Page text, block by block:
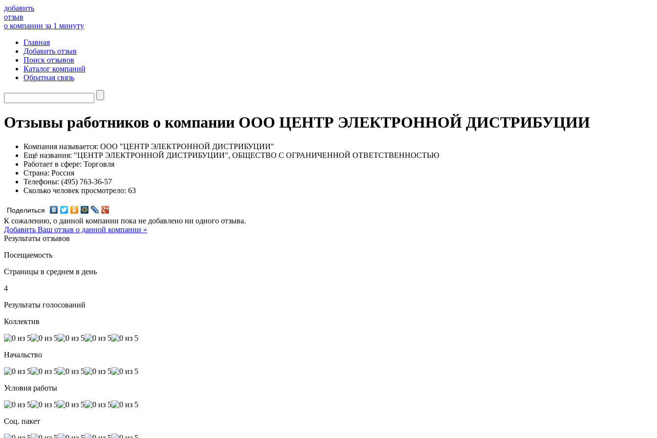
добавить
отзыв
о компании за 1 минуту
Главная
Добавить отзыв
Поиск отзывов
Каталог компаний
Обратная связь
Отзывы работников о компании ООО ЦЕНТР ЭЛЕКТРОННОЙ ДИСТРИБУЦИИ
Компания называется: ООО "ЦЕНТР ЭЛЕКТРОННОЙ ДИСТРИБУЦИИ"
Ещё названия: "ЦЕНТР ЭЛЕКТРОННОЙ ДИСТРИБУЦИИ", ОБЩЕСТВО С ОГРАНИЧЕННОЙ ОТВЕТСТВЕННОСТЬЮ
Работает в сфере: Торговля
Страна: Россия
Телефоны: (495) 763-36-57
Сколько человек просмотрело: 63
Поделиться
К сожалению, о данной компании пока не добавлено ни одного отзыва.
Добавить Ваш отзыв о данной компании »
Результаты отзывов
Посещаемость
Страницы в среднем в день
4
Результаты голосований
Коллектив
Начальство
Условия работы
Соц. пакет